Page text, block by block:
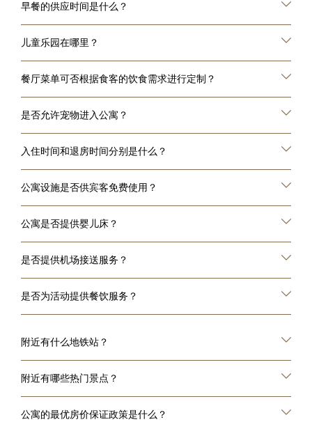
早餐的供应时间是什么？
儿童乐园在哪里？
餐厅菜单可否根据食客的饮食需求进行定制？
是否允许宠物进入公寓？
入住时间和退房时间分别是什么？
公寓设施是否供宾客免费使用？
公寓是否提供婴儿床？
是否提供机场接送服务？
是否为活动提供餐饮服务？
附近有什么地铁站？
附近有哪些热门景点？
公寓的最优房价保证政策是什么？